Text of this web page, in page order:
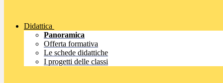
Didattica
Panoramica
Offerta formativa
Le schede didattiche
I progetti delle classi